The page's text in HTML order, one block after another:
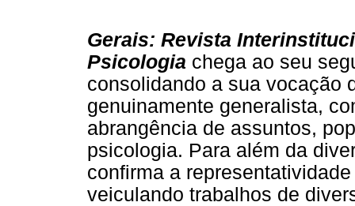
Gerais: Revista
Psicologia chega ao seu
consolidando a sua vocação
genuinamente generalista,
abrangência de assuntos,
psicologia. Para além da
confirma a
veiculando trabalhos de